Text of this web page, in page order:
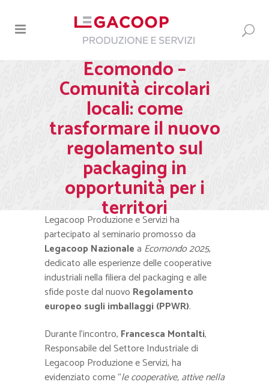
Ecomondo –
Comunità circolari
locali: come
trasformare il nuovo
regolamento sul
packaging in
opportunità per i
territori
Legacoop Produzione e Servizi ha
partecipato al seminario promosso da
Legacoop Nazionalea Ecomondo 2025,
dedicato alle esperienze delle cooperative
industriali nella filiera del packaging e alle
sfide poste dal nuovo Regolamento
europeo sugli imballaggi (PPWR).
Durante l’incontro, Francesca Montalti,
Responsabile del Settore Industriale di
Legacoop Produzione e Servizi, ha
evidenziato come “le cooperative, attive nella